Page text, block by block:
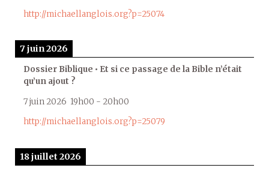
http://michaellanglois.org?p=25074
7 juin 2026
Dossier Biblique • Et si ce passage de la Bible n’était
qu’un ajout ?
7 juin 2026 19h00 - 20h00
http://michaellanglois.org?p=25079
18 juillet 2026